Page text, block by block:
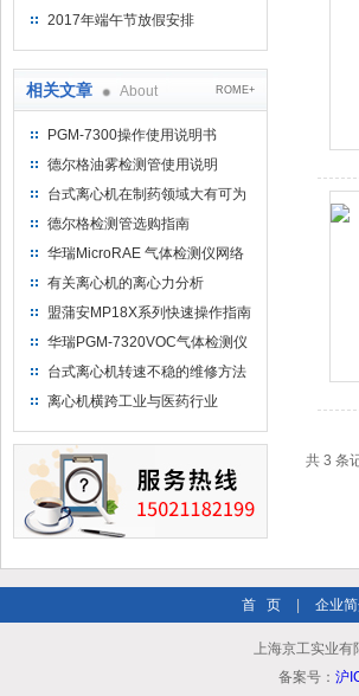
2017年端午节放假安排
相关文章 About ROME+
PGM-7300操作使用说明书
德尔格油雾检测管使用说明
台式离心机在制药领域大有可为
德尔格检测管选购指南
华瑞MicroRAE 气体检测仪网络
设置
有关离心机的离心力分析
盟蒲安MP18X系列快速操作指南
华瑞PGM-7320VOC气体检测仪
数据下载计算机简介
台式离心机转速不稳的维修方法
离心机横跨工业与医药行业
共 3 条
首 页 企业
上海京工实业
备案号： 沪